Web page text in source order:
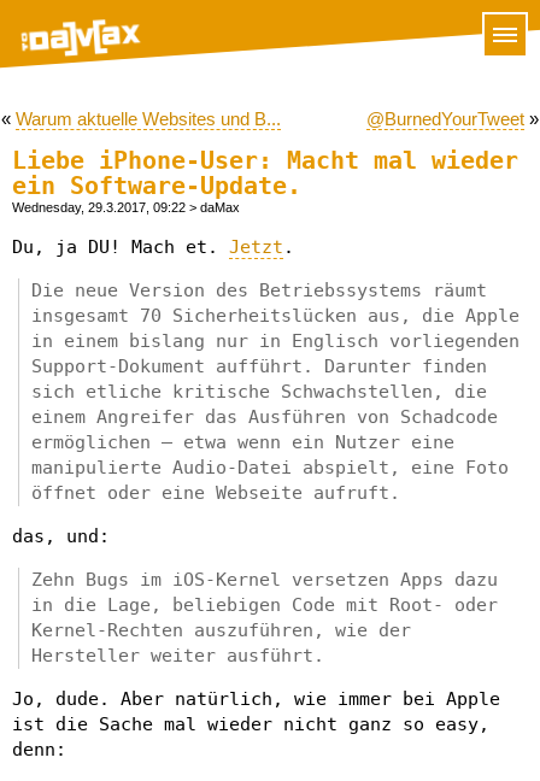
« Warum aktuelle Websites und B... @BurnedYourTweet »
Liebe iPhone-User: Macht mal wieder
ein Software-Update.
Wednesday, 29.3.2017, 09:22 > daMax
Du, ja DU! Mach et. Jetzt .
Die neue Version des Betriebssystems räumt
insgesamt 70 Sicherheitslücken aus, die Apple
in einem bislang nur in Englisch vorliegenden
Support-Dokument aufführt. Darunter finden
sich etliche kritische Schwachstellen, die
einem Angreifer das Ausführen von Schadcode
ermöglichen – etwa wenn ein Nutzer eine
manipulierte Audio-Datei abspielt, eine Foto
öffnet oder eine Webseite aufruft.
das, und:
Zehn Bugs im iOS-Kernel versetzen Apps dazu
in die Lage, beliebigen Code mit Root- oder
Kernel-Rechten auszuführen, wie der
Hersteller weiter ausführt.
Jo, dude. Aber natürlich, wie immer bei Apple
ist die Sache mal wieder nicht ganz so easy,
denn: